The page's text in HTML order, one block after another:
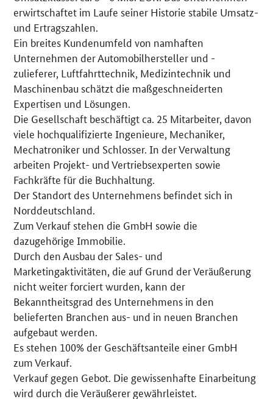
erwirtschaftet im Laufe seiner Historie stabile Umsatz-
und Ertragszahlen.
Ein breites Kundenumfeld von namhaften
Unternehmen der Automobilhersteller und -
zulieferer, Luftfahrttechnik, Medizintechnik und
Maschinenbau schätzt die maßgeschneiderten
Expertisen und Lösungen.
Die Gesellschaft beschäftigt ca. 25 Mitarbeiter, davon
viele hochqualifizierte Ingenieure, Mechaniker,
Mechatroniker und Schlosser. In der Verwaltung
arbeiten Projekt- und Vertriebsexperten sowie
Fachkräfte für die Buchhaltung.
Der Standort des Unternehmens befindet sich in
Norddeutschland.
Zum Verkauf stehen die GmbH sowie die
dazugehörige Immobilie.
Durch den Ausbau der Sales- und
Marketingaktivitäten, die auf Grund der Veräußerung
nicht weiter forciert wurden, kann der
Bekanntheitsgrad des Unternehmens in den
belieferten Branchen aus- und in neuen Branchen
aufgebaut werden.
Es stehen 100% der Geschäftsanteile einer GmbH
zum Verkauf.
Verkauf gegen Gebot. Die gewissenhafte Einarbeitung
wird durch die Veräußerer gewährleistet.